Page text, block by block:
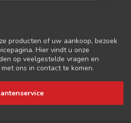
producten of uw aankoop, bezoek
Hier vindt u onze
op veelgestelde vragen en
ons in contact te komen.